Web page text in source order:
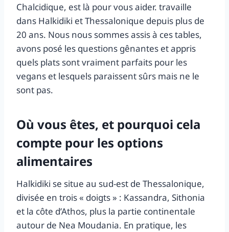
Chalcidique, est là pour vous aider. travaille
dans Halkidiki et Thessalonique depuis plus de
20 ans. Nous nous sommes assis à ces tables,
avons posé les questions gênantes et appris
quels plats sont vraiment parfaits pour les
vegans et lesquels paraissent sûrs mais ne le
sont pas.
Où vous êtes, et pourquoi cela
compte pour les options
alimentaires
Halkidiki se situe au sud-est de Thessalonique,
divisée en trois « doigts » : Kassandra, Sithonia
et la côte d’Athos, plus la partie continentale
autour de Nea Moudania. En pratique, les